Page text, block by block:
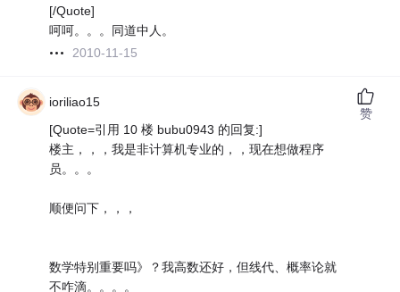
[/Quote]
呵呵。。。同道中人。
2010-11-15
ioriliao15
[Quote=引用 10 楼 bubu0943 的回复:]
楼主，，，我是非计算机专业的，，现在想做程序
员。。。
顺便问下，，，
数学特别重要吗》？我高数还好，但线代、概率论就
不咋滴。。。。
赞